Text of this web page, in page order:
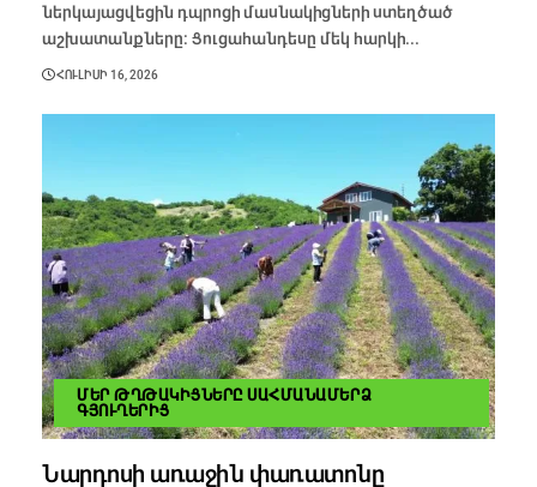
ներկայացվեցին դպրոցի մասնակիցների ստեղծած
աշխատանքները։ Ցուցահանդեսը մեկ հարկի...
ՀՈՒԼԻՍԻ 16, 2026
ՄԵՐ ԹՂԹԱԿԻՑՆԵՐԸ ՍԱՀՄԱՆԱՄԵՐՁ
ԳՅՈՒՂԵՐԻՑ
Նարդոսի առաջին փառատոնը